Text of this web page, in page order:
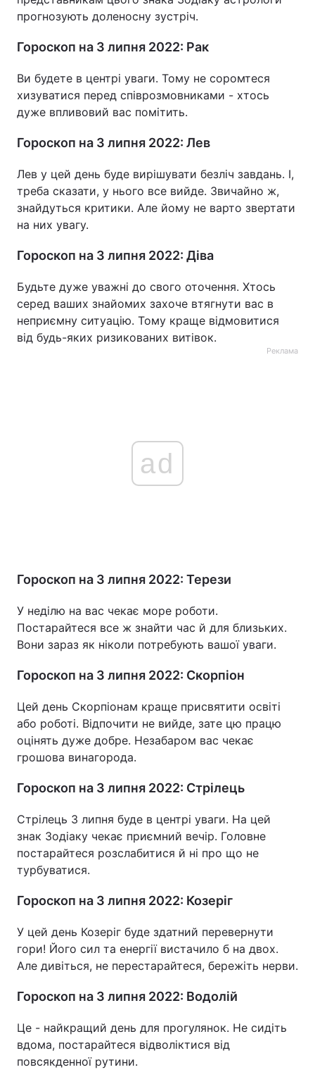
прогнозують доленосну зустріч.
Гороскоп на 3 липня 2022: Рак
Ви будете в центрі уваги. Тому не соромтеся
хизуватися перед співрозмовниками - хтось
дуже впливовий вас помітить.
Гороскоп на 3 липня 2022: Лев
Лев у цей день буде вирішувати безліч завдань. І,
треба сказати, у нього все вийде. Звичайно ж,
знайдуться критики. Але йому не варто звертати
на них увагу.
Гороскоп на 3 липня 2022: Діва
Будьте дуже уважні до свого оточення. Хтось
серед ваших знайомих захоче втягнути вас в
неприємну ситуацію. Тому краще відмовитися
від будь-яких ризикованих витівок.
Реклама
ad
Гороскоп на 3 липня 2022: Терези
У неділю на вас чекає море роботи.
Постарайтеся все ж знайти час й для близьких.
Вони зараз як ніколи потребують вашої уваги.
Гороскоп на 3 липня 2022: Скорпіон
Цей день Скорпіонам краще присвятити освіті
або роботі. Відпочити не вийде, зате цю працю
оцінять дуже добре. Незабаром вас чекає
грошова винагорода.
Гороскоп на 3 липня 2022: Стрілець
Стрілець 3 липня буде в центрі уваги. На цей
знак Зодіаку чекає приємний вечір. Головне
постарайтеся розслабитися й ні про що не
турбуватися.
Гороскоп на 3 липня 2022: Козеріг
У цей день Козеріг буде здатний перевернути
гори! Його сил та енергії вистачило б на двох.
Але дивіться, не перестарайтеся, бережіть нерви.
Гороскоп на 3 липня 2022: Водолій
Це - найкращий день для прогулянок. Не сидіть
вдома, постарайтеся відволіктися від
повсякденної рутини.